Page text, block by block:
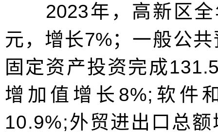
2023年，高新区
元，增长7%； 一般公
固定资产投资完成
增加值增长8%;软 件
10.9%;外贸进出口总